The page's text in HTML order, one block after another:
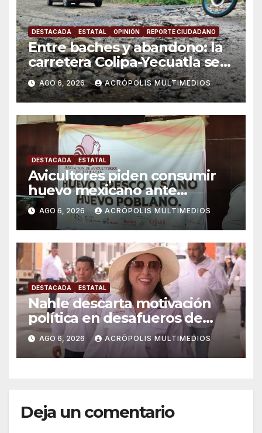
DESTACADA ESTATAL OPINIÓN REPORTE CIUDADANO
Entre baches y abandono: la
carretera Colipa-Yecuatla se
convierte en un riesgo diario
AGO 6, 2026 ACRÓPOLIS MULTIMEDIOS
DESTACADA ESTATAL
Avicultores piden consumir
huevo mexicano ante
importaciones
AGO 6, 2026 ACRÓPOLIS MULTIMEDIOS
DESTACADA ESTATAL
Nahle descarta motivación
política en desafueros de
alcaldes
AGO 6, 2026 ACRÓPOLIS MULTIMEDIOS
Deja un comentario